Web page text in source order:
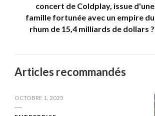
concert de Coldplay, issue d'une
famille fortunée avec un empire du
rhum de 15,4 milliards de dollars ?
Articles recommandés
OCTOBRE 1, 2025